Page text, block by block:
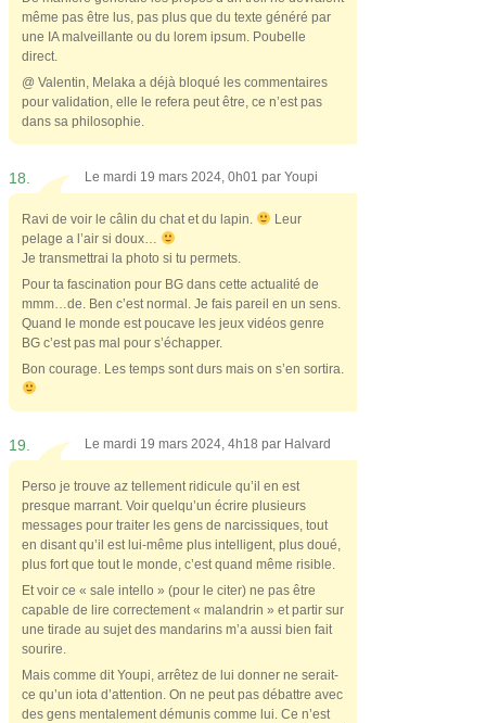
même pas être lus, pas plus que du texte généré par
une IA malveillante ou du lorem ipsum. Poubelle
direct.
@ Valentin, Melaka a déjà bloqué les commentaires
pour validation, elle le refera peut être, ce n’est pas
dans sa philosophie.
18. Le mardi 19 mars 2024, 0h01 par Youpi
Ravi de voir le câlin du chat et du lapin.
Leur
pelage a l’air si doux…
Je transmettrai la photo si tu permets.
Pour ta fascination pour BG dans cette actualité de
mmm…de. Ben c’est normal. Je fais pareil en un sens.
Quand le monde est poucave les jeux vidéos genre
BG c’est pas mal pour s’échapper.
Bon courage. Les temps sont durs mais on s’en sortira.
19. Le mardi 19 mars 2024, 4h18 par Halvard
Perso je trouve az tellement ridicule qu’il en est
presque marrant. Voir quelqu’un écrire plusieurs
messages pour traiter les gens de narcissiques, tout
en disant qu’il est lui-même plus intelligent, plus doué,
plus fort que tout le monde, c’est quand même risible.
Et voir ce « sale intello » (pour le citer) ne pas être
capable de lire correctement « malandrin » et partir sur
une tirade au sujet des mandarins m’a aussi bien fait
sourire.
Mais comme dit Youpi, arrêtez de lui donner ne serait-
ce qu’un iota d’attention. On ne peut pas débattre avec
des gens mentalement démunis comme lui. Ce n’est